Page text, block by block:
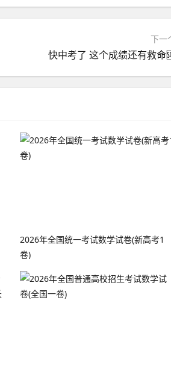
下一
快中考了 这个成绩还有救命
2026年全国统一考试数学试卷(新高考1
卷)